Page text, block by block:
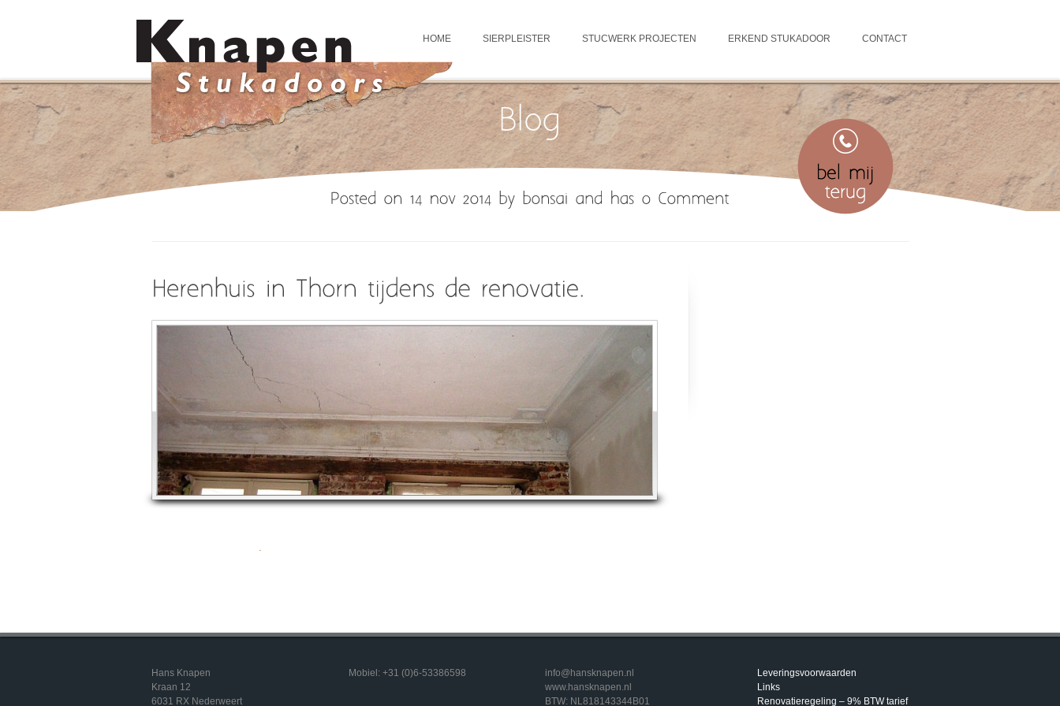
HOME SIERPLEISTER STUCWERK PROJECTEN ERKEND STUKADOOR CONTACT
Hans Knapen
Kraan 12
6031 RX Nederweert
Mobiel: +31 (0)6-53386598
info@hansknapen.nl
www.hansknapen.nl
BTW: NL818143344B01
Leveringsvoorwaarden
Links
Renovatieregeling – 9% BTW tarief